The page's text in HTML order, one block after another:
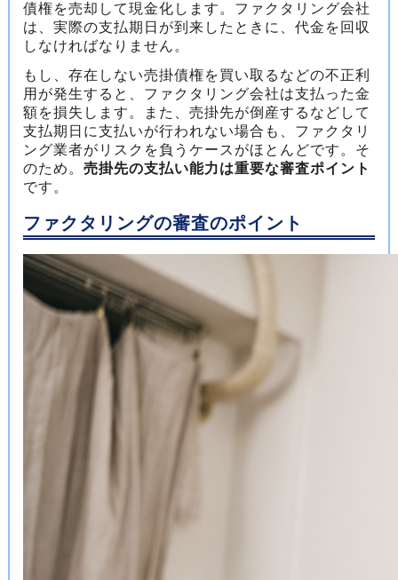
債権を売却して現金化します。ファクタリング会社
は、実際の支払期日が到来したときに、代金を回収
しなければなりません。
もし、存在しない売掛債権を買い取るなどの不正利
用が発生すると、ファクタリング会社は支払った金
額を損失します。また、売掛先が倒産するなどして
支払期日に支払いが行われない場合も、ファクタリ
ング業者がリスクを負うケースがほとんどです。そ
のため。 売掛先の支払い能力は重要な審査ポイント
です。
ファクタリングの審査のポイント